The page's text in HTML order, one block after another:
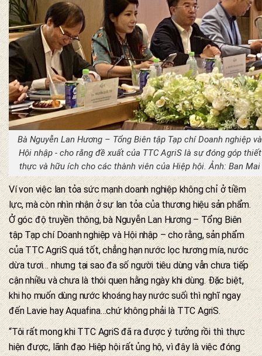
Bà Nguyễn Lan Hương – Tổng Biên tập Tạp chí Doanh nghiệp và
Hội nhập - cho rằng đề xuất của TTC AgriS là sự đóng góp thiết
thực và hữu ích cho các thành viên của Hiệp hội. Ảnh: Ban Mai
Ví von việc lan tỏa sức mạnh doanh nghiệp không chỉ ở tiềm
lực, mà còn nhìn nhận ở sự lan tỏa của thương hiệu sản phẩm.
Ở góc độ truyền thông, bà Nguyễn Lan Hương – Tổng Biên
tập Tạp chí Doanh nghiệp và Hội nhập – cho rằng, sản phẩm
của TTC AgriS quá tốt, chẳng hạn nước lọc hương mía, nước
dừa tươi… nhưng tại sao đa số người tiêu dùng vẫn chưa tiếp
cận nhiều và chưa là thói quen hằng ngày khi dùng. Đặc biệt,
khi họ muốn dùng nước khoáng hay nước suối thì nghĩ ngay
đến Lavie hay Aquafina…chứ không phải là TTC AgriS.
“Tôi rất mong khi TTC AgriS đã ra được ý tưởng rồi thì thực
hiện được, lãnh đạo Hiệp hội rất ủng hộ, vì đây là việc đóng